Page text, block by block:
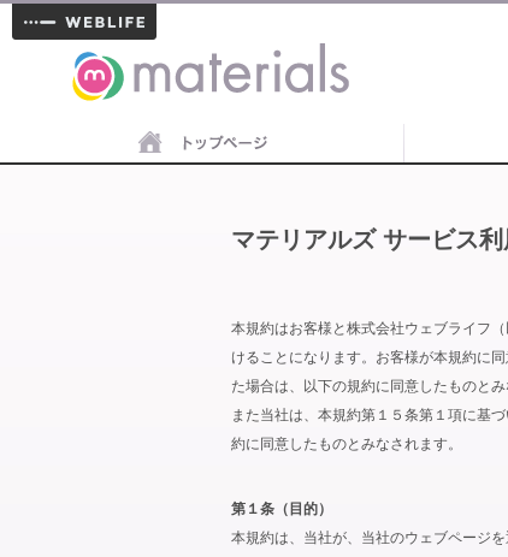
materials
マテリアルズ サービス
本規約はお客様と株式会社ウェブライフ
けることになります。お客様が本規約に
た場合は、以下の規約に同意したものとみ
また当社は、本規約第１５条第１項に基
約に同意したものとみなされます。
第１条（目的）
本規約は、当社が、当社のウェブページ